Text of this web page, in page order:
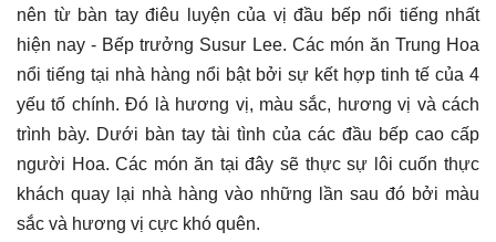
nên từ bàn tay điêu luyện của vị đầu bếp nổi tiếng nhất
hiện nay - Bếp trưởng Susur Lee. Các món ăn Trung Hoa
nổi tiếng tại nhà hàng nổi bật bởi sự kết hợp tinh tế của 4
yếu tố chính. Đó là hương vị, màu sắc, hương vị và cách
trình bày. Dưới bàn tay tài tình của các đầu bếp cao cấp
người Hoa. Các món ăn tại đây sẽ thực sự lôi cuốn thực
khách quay lại nhà hàng vào những lần sau đó bởi màu
sắc và hương vị cực khó quên.